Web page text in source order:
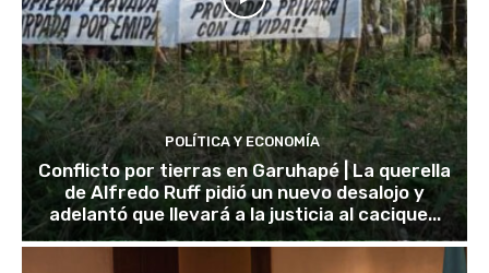
POLÍTICA Y ECONOMÍA
Conflicto por tierras en Garuhapé | La querella
de Alfredo Ruff pidió un nuevo desalojo y
adelantó que llevará a la justicia al cacique...